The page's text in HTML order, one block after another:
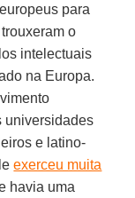
para
o
intelectuais
na Europa.
universidades
e latino-
exerceu muita
havia uma